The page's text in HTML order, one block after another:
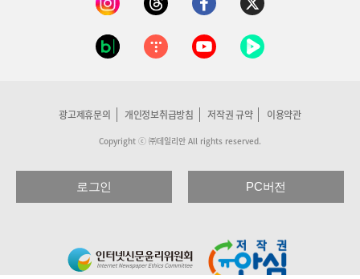
광고제휴문의 개인정보취급방침 저작권 규약 이용약관
Copyright ⓒ ㈜데일리안 All rights reserved.
로그인 PC버전